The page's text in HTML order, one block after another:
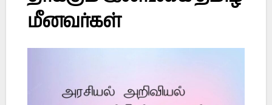
மீனவர்கள்